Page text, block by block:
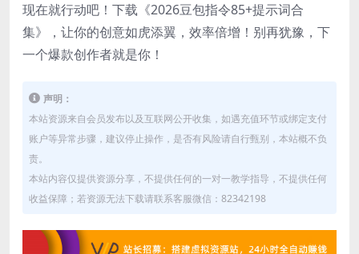
现在就行动吧！下载《2026豆包指令85+提示词合
集》，让你的创意如虎添翼，效率倍增！别再犹豫，下
一个爆款创作者就是你！
声明：
本站资源来自会员发布以及互联网公开收集，如遇充值环节或绑定支付
账户等异常步骤，建议停止操作，是否有风险请自行甄别，本站概不负
责。
本站内容仅提供资源分享，不提供任何的一对一教学指导，不提供任何
收益保障；若资源无法下载请联系客服微信：82342198